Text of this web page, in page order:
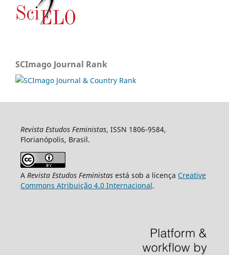
SCImago Journal Rank
Revista Estudos Feministas, ISSN 1806-9584,
Florianópolis, Brasil.
A Revista Estudos Feministasestá sob a licença Creative
Commons Atribuição 4.0 Internacional.